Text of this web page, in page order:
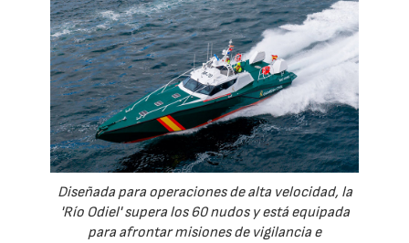
Diseñada para operaciones de alta velocidad, la
'Río Odiel' supera los 60 nudos y está equipada
para afrontar misiones de vigilancia e